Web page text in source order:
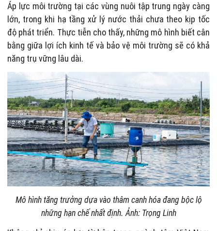
Áp lực môi trường tại các vùng nuôi tập trung ngày càng
lớn, trong khi hạ tầng xử lý nước thải chưa theo kịp tốc
độ phát triển. Thực tiễn cho thấy, những mô hình biết cân
bằng giữa lợi ích kinh tế và bảo vệ môi trường sẽ có khả
năng trụ vững lâu dài.
Mô hình tăng trưởng dựa vào thâm canh hóa đang bộc lộ
những hạn chế nhất định. Ảnh: Trọng Linh